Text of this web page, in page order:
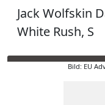
Jack Wolfskin
White Rush, S
Bild: EU